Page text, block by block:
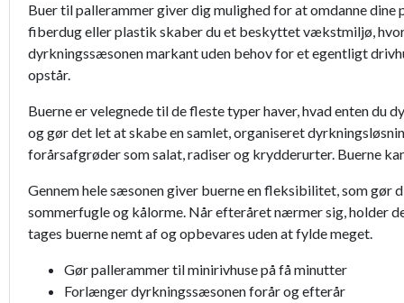
Planteskolejord fra Champost
Buer til pallerammer giver dig mulighed for at omdanne
fiberdug eller plastik skaber du et beskyttet vækstmiljø,
dyrkningssæsonen markant uden behov for et egentligt
opstår.
Buerne er velegnede til de fleste typer haver, hvad enten
og gør det let at skabe en samlet, organiseret
forårsafgrøder som salat, radiser og krydderurter. Buerne
Gennem hele sæsonen giver buerne en fleksibilitet, som
sommerfugle og kålorme. Når efteråret nærmer sig, holder
tages buerne nemt af og opbevares uden at fylde meget.
Gør pallerammer til minirivhuse på få minutter
Forlænger dyrkningssæsonen forår og efterår